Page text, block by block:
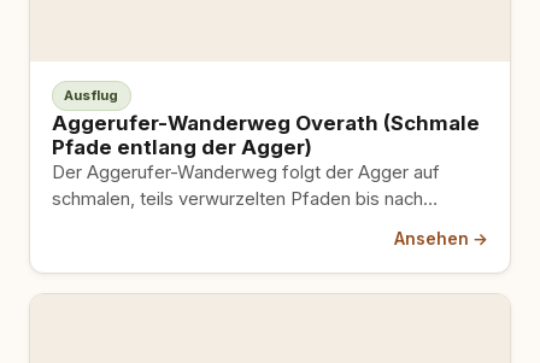
Ausflug
Aggerufer-Wanderweg Overath (Schmale
Pfade entlang der Agger)
Der Aggerufer-Wanderweg folgt der Agger auf
schmalen, teils verwurzelten Pfaden bis nach
Ansehen →